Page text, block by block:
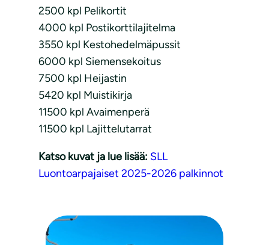
2500 kpl Pelikortit
4000 kpl Postikorttilajitelma
3550 kpl Kestohedelmäpussit
6000 kpl Siemensekoitus
7500 kpl Heijastin
5420 kpl Muistikirja
11500 kpl Avaimenperä
11500 kpl Lajittelutarrat
Katso kuvat ja lue lisää: SLL
Luontoarpajaiset 2025-2026 palkinnot